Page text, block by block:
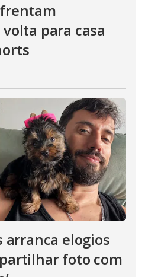
para casa
arranca elogios
foto com